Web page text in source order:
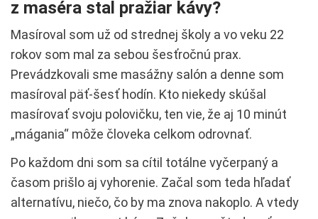
z maséra stal pražiar kávy?
Masíroval som už od strednej školy a vo veku 22
rokov som mal za sebou šesťročnú prax.
Prevádzkovali sme masážny salón a denne som
masíroval päť-šesť hodín. Kto niekedy skúšal
masírovať svoju polovičku, ten vie, že aj 10 minút
„mágania“ môže človeka celkom odrovnať.
Po každom dni som sa cítil totálne vyčerpaný a
časom prišlo aj vyhorenie. Začal som teda hľadať
alternatívu, niečo, čo by ma znova nakoplo. A vtedy